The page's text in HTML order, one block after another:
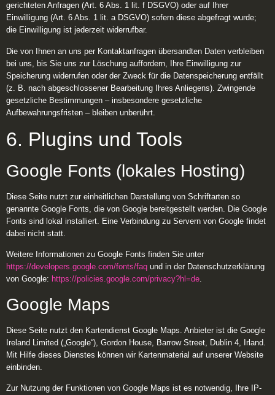
gerichteten Anfragen (Art. 6 Abs. 1 lit. f DSGVO) oder auf Ihrer
Einwilligung (Art. 6 Abs. 1 lit. a DSGVO) sofern diese abgefragt wurde;
die Einwilligung ist jederzeit widerrufbar.
Die von Ihnen an uns per Kontaktanfragen übersandten Daten verbleiben
bei uns, bis Sie uns zur Löschung auffordern, Ihre Einwilligung zur
Speicherung widerrufen oder der Zweck für die Datenspeicherung entfällt
(z. B. nach abgeschlossener Bearbeitung Ihres Anliegens). Zwingende
gesetzliche Bestimmungen – insbesondere gesetzliche
Aufbewahrungsfristen – bleiben unberührt.
6. Plugins und Tools
Google Fonts (lokales Hosting)
Diese Seite nutzt zur einheitlichen Darstellung von Schriftarten so
genannte Google Fonts, die von Google bereitgestellt werden. Die Google
Fonts sind lokal installiert. Eine Verbindung zu Servern von Google findet
dabei nicht statt.
Weitere Informationen zu Google Fonts finden Sie unter
https://developers.google.com/fonts/faq und in der Datenschutzerklärung
von Google: https://policies.google.com/privacy?hl=de.
Google Maps
Diese Seite nutzt den Kartendienst Google Maps. Anbieter ist die Google
Ireland Limited („Google“), Gordon House, Barrow Street, Dublin 4, Irland.
Mit Hilfe dieses Dienstes können wir Kartenmaterial auf unserer Website
einbinden.
Zur Nutzung der Funktionen von Google Maps ist es notwendig, Ihre IP-